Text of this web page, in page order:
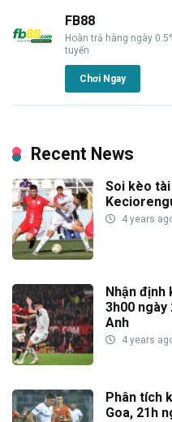
FB88
Hoàn trả hàng ngày
tuyến
Chơi Ngay
Recent News
Soi kèo
4 years
Nhận
3h00 ngày
Anh
4 years
Phân tích
Goa, 21h